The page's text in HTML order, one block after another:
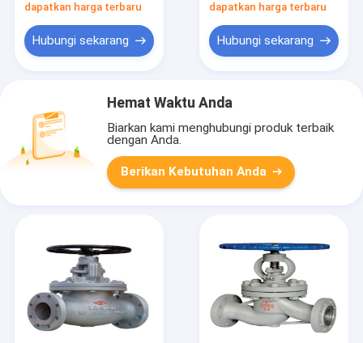
dapatkan harga terbaru
Hubungi sekarang
dapatkan harga terbaru
Hubungi sekarang
Hemat Waktu Anda
Biarkan kami menghubungi produk terbaik
dengan Anda.
Berikan Kebutuhan Anda